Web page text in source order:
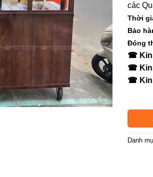
các
Thời
Bảo
Đóng
☎
☎
☎
Danh